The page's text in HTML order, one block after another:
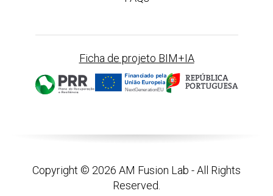
Ficha de projeto BIM+IA
Copyright © 2026 AM Fusion Lab - All Rights
Reserved.